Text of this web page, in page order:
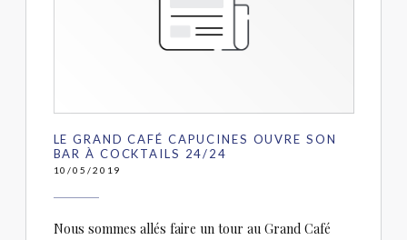
LE GRAND CAFÉ CAPUCINES OUVRE SON
BAR À COCKTAILS 24/24
10/05/2019
Nous sommes allés faire un tour au Grand Café